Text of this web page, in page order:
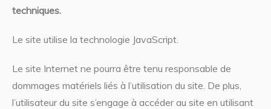
techniques.
Le site utilise la technologie JavaScript.
Le site Internet ne pourra être tenu responsable de
dommages matériels liés à l’utilisation du site. De plus,
l’utilisateur du site s’engage à accéder au site en utilisant